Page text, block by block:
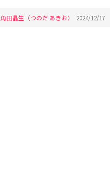
角田晶生（つのだ あきお） 2024/12/17